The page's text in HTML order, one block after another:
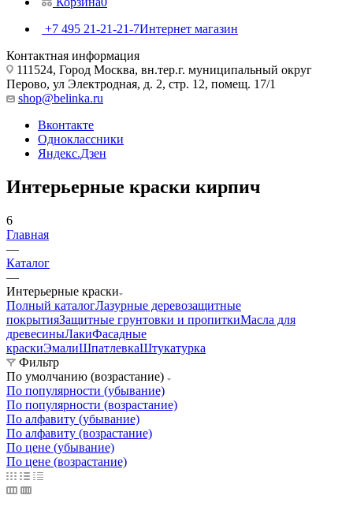
+7 495 21-21-21-7Интернет магазин
Контактная информация
111524, Город Москва, вн.тер.г. муниципальный округ
Перово, ул Электродная, д. 2, стр. 12, помещ. 17/1
shop@belinka.ru
Вконтакте
Одноклассники
Яндекс.Дзен
Интерьерные краски кирпич
6
Главная
—
Каталог
—
Интерьерные краски
Полный каталогЛазурные деревозащитные
покрытияЗащитные грунтовки и пропиткиМасла для
древесиныЛакиФасадные
краскиЭмалиШпатлевкаШтукатурка
Фильтр
По умолчанию (возрастание)
По популярности (убывание)
По популярности (возрастание)
По алфавиту (убывание)
По алфавиту (возрастание)
По цене (убывание)
По цене (возрастание)